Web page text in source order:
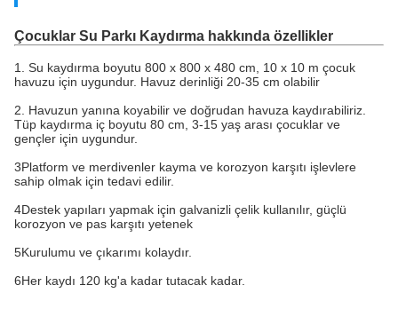
Çocuklar Su Parkı Kaydırma hakkında özellikler
1. Su kaydırma boyutu 800 x 800 x 480 cm, 10 x 10 m çocuk
havuzu için uygundur. Havuz derinliği 20-35 cm olabilir
2. Havuzun yanına koyabilir ve doğrudan havuza kaydırabiliriz.
Tüp kaydırma iç boyutu 80 cm, 3-15 yaş arası çocuklar ve
gençler için uygundur.
3Platform ve merdivenler kayma ve korozyon karşıtı işlevlere
sahip olmak için tedavi edilir.
4Destek yapıları yapmak için galvanizli çelik kullanılır, güçlü
korozyon ve pas karşıtı yetenek
5Kurulumu ve çıkarımı kolaydır.
6Her kaydı 120 kg'a kadar tutacak kadar.